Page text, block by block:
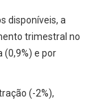
disponíveis, a
trimestral no
(0,9%) e por
(-2%),